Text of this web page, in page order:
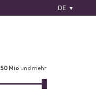
DE
50 Mio und mehr